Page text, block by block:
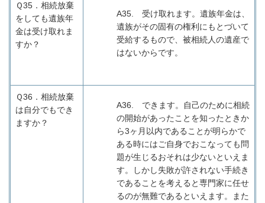
Ｑ35． 相続放棄
をしても遺族年
金は受け取れま
すか？
A35.
受け取れます。遺族年金は、
遺族がその固有の権利にもとづいて
受給するもので、被相続人の遺産で
はないからです。
Ｑ36． 相続放棄
は自分でもでき
ますか？
A36.
できます。自己のために相続
の開始があったことを知ったときか
ら3ヶ月以内であることが明らかで
ある時にはご自身でおこなっても問
題が生じるおそれは少ないといえま
す。しかし失敗が許されない手続き
であることを考えると専門家に任せ
るのが無難であるといえます。また